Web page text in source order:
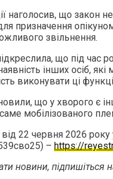
наголосив, що закон
призначення
звільнення.
що під час
інших осіб,
виконувати ці
що у хворого є
мобілізованого
22 червня 2026
– https://
новини, підпишіться